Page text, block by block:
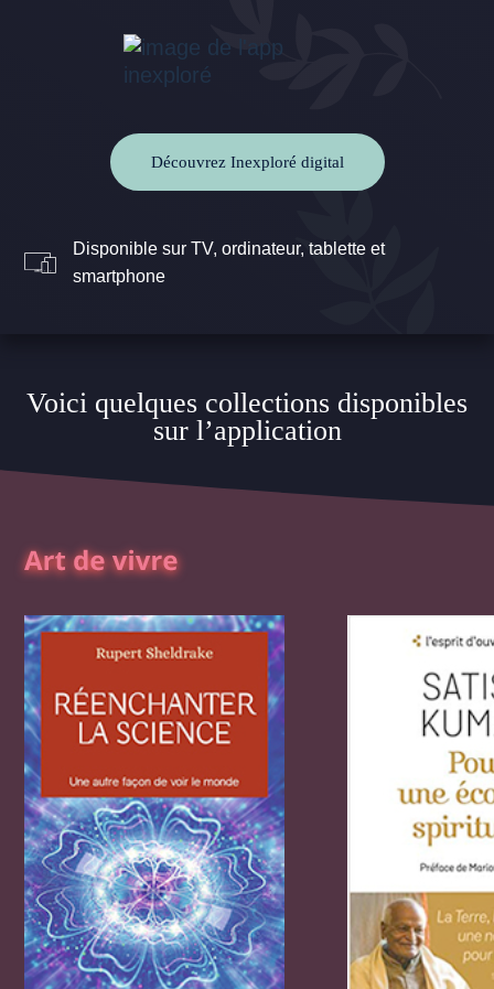
Découvrez Inexploré digital
Disponible sur TV, ordinateur, tablette et
smartphone
Voici quelques collections disponibles
sur l’application